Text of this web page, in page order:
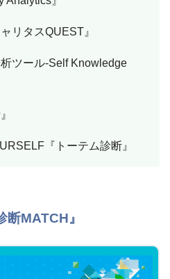
リタスQUEST』
ツール-Self Knowledge
『トーテム診断』
MATCH』